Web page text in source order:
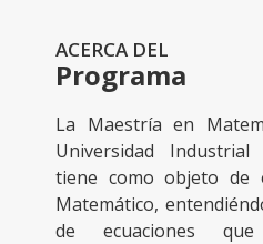
ACERCA DEL
Programa
La Maestría en
Universidad
tiene como objeto de
Matemático,
de ecuaciones